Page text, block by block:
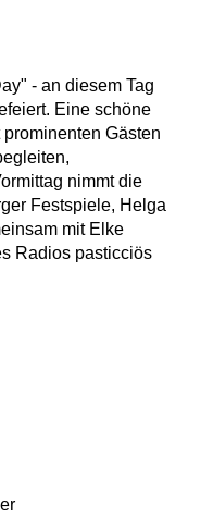
- an diesem Tag
Eine schöne
Gästen
nimmt die
Festspiele, Helga
mit Elke
Radios pasticciös